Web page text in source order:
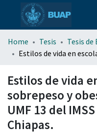
Home Tesis
Tesis de
Estilos de vida
sobrepeso y
UMF 13 del
Chiapas.